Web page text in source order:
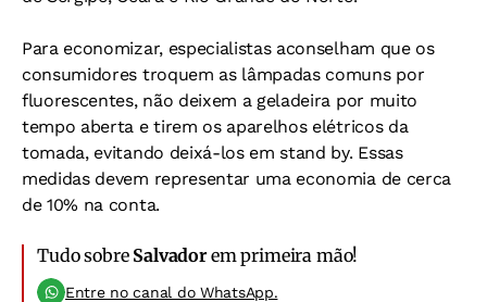
Para economizar, especialistas aconselham que os
consumidores troquem as lâmpadas comuns por
fluorescentes, não deixem a geladeira por muito
tempo aberta e tirem os aparelhos elétricos da
tomada, evitando deixá-los em stand by. Essas
medidas devem representar uma economia de cerca
de 10% na conta.
Tudo sobre Salvadorem primeira mão!
Entre no canal do WhatsApp.